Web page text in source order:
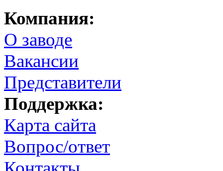
Компания:
О заводе
Вакансии
Представители
Поддержка:
Карта сайта
Вопрос/ответ